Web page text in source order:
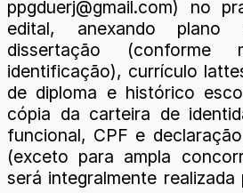
ppgduerj@gmail.com) no
edital, anexando
dissertação
identificação), currículo
de diploma e histórico
cópia da carteira de
funcional, CPF e
(exceto para ampla
será integralmente